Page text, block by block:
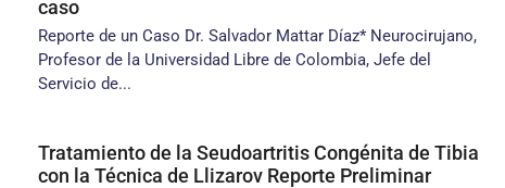
caso
Reporte de un Caso Dr. Salvador Mattar Díaz* Neurocirujano,
Profesor de la Universidad Libre de Colombia, Jefe del
Servicio de...
Tratamiento de la Seudoartritis Congénita de Tibia
con la Técnica de Llizarov Reporte Preliminar